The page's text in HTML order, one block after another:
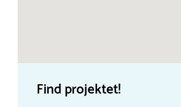
Find projektet!